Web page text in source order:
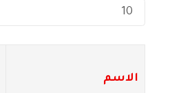
عدد الإظهارات:
الاسم